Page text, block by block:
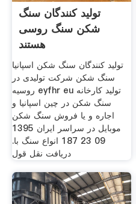
تولید کنندگان سنگ
شکن سنگ روسی
هستند
تولید کنندگان سنگ شکن اسپانیا
سنگ شکن شرکت تولیدی در
روسیه eyfhr eu تولید کارخانه
سنگ شکن در چین اسپانیا و
اجاره و یا فروش سنگ شکن
موبايل در سراسر ايران 1395
09 23 187 انواع سنگ با.
دریافت نقل قول